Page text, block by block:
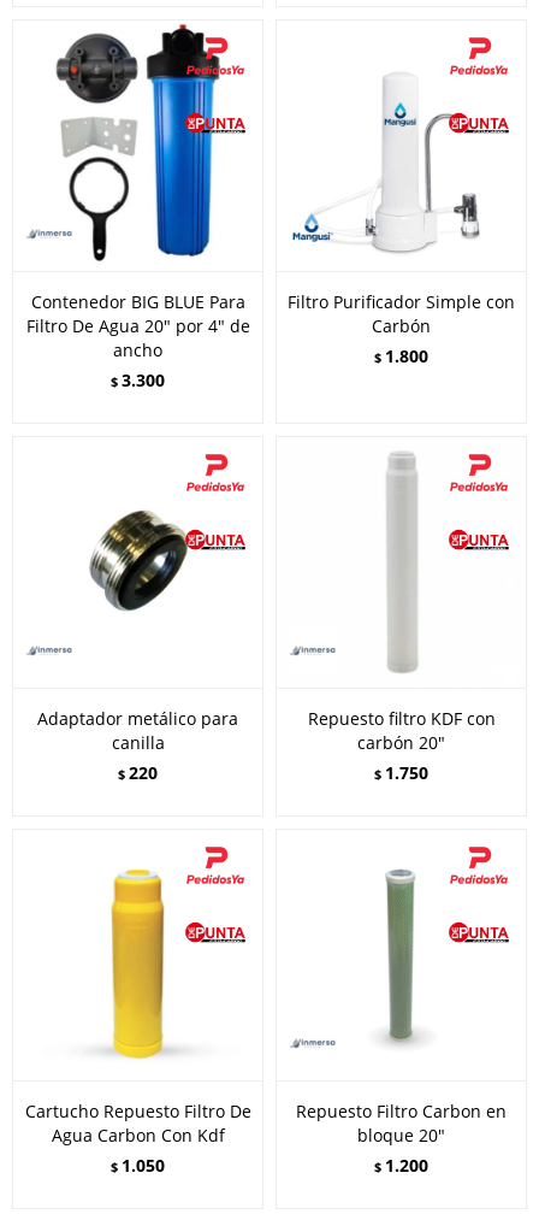
Contenedor BIG BLUE Para
Filtro De Agua 20" por 4" de
ancho
$ 3.300
Filtro Purificador Simple con
Carbón
$ 1.800
Adaptador metálico para
canilla
$ 220
Repuesto filtro KDF con
carbón 20"
$ 1.750
Cartucho Repuesto Filtro De
Agua Carbon Con Kdf
$ 1.050
Repuesto Filtro Carbon en
bloque 20"
$ 1.200